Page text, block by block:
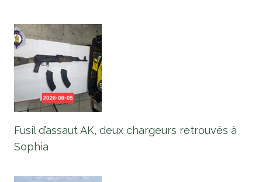
Fusil d’assaut AK, deux chargeurs retrouvés à
Sophia